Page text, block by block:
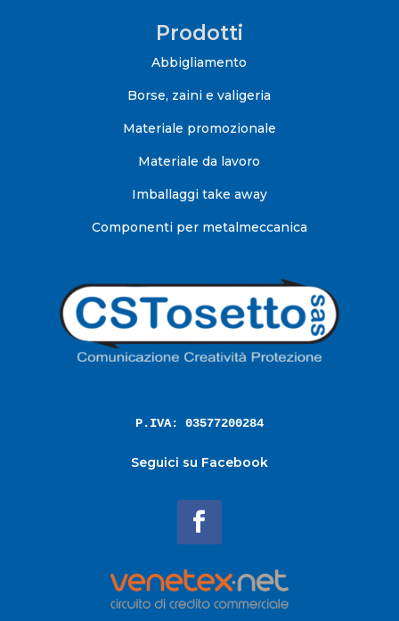
Prodotti
Abbigliamento
Borse, zaini e valigeria
Materiale promozionale
Materiale da lavoro
Imballaggi take away
Componenti per metalmeccanica
P.IVA: 03577200284
Seguici su Facebook